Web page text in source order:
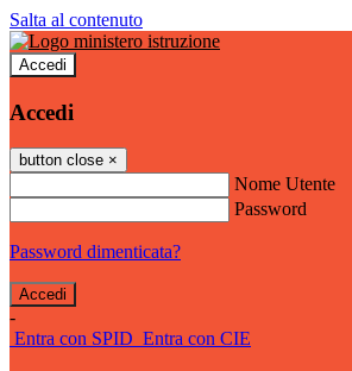
Salta al contenuto
Accedi
Accedi
button close ×
Nome Utente
Password
Password dimenticata?
-
Entra con SPID Entra con CIE